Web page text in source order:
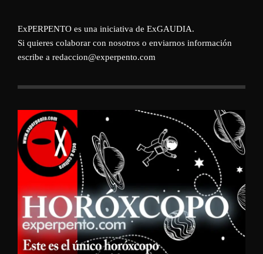
ExPERPENTO es una iniciativa de ExGAUDIA.
Si quieres colaborar con nosotros o enviarnos información
escribe a redaccion@experpento.com